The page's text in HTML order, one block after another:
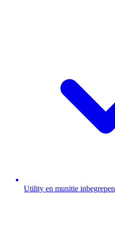
Utility en munitie inbegrepen